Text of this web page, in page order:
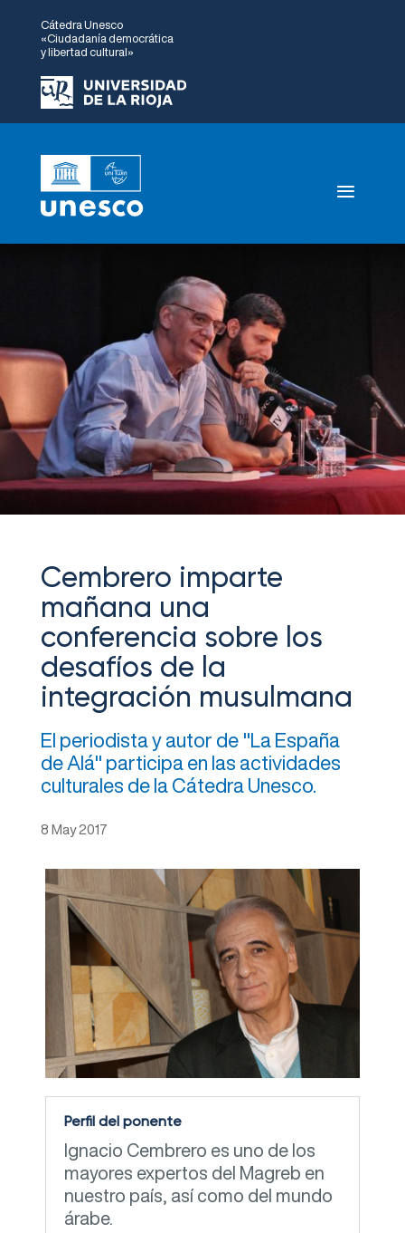
Cátedra Unesco
«Ciudadanía democrática
y libertad cultural»
Cembrero imparte
mañana una
conferencia sobre los
desafíos de la
integración musulmana
El periodista y autor de "La España
de Alá" participa en las actividades
culturales de la Cátedra Unesco.
8 May 2017
Perfil del ponente
Ignacio Cembrero es uno de los
mayores expertos del Magreb en
nuestro país, así como del mundo
árabe.